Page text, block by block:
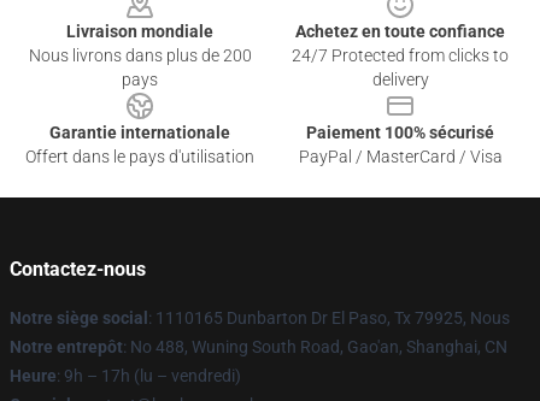
Livraison mondiale
Nous livrons dans plus de 200
pays
Achetez en toute confiance
24/7 Protected from clicks to
delivery
Garantie internationale
Offert dans le pays d'utilisation
Paiement 100% sécurisé
PayPal / MasterCard / Visa
Contactez-nous
Notre siège social : 1110165 Dunbarton Dr El Paso, Tx 79925, Nous
Notre entrepôt: No 488, Wuning South Road, Gao'an, Shanghai, CN
Heure: 9h – 17h (lu – vendredi)